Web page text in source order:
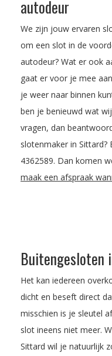
autodeur
We zijn jouw ervaren
om een slot in de
autodeur? Wat er ook
gaat er voor je mee
je weer naar binnen
ben je benieuwd wat
vragen, dan
slotenmaker in
4362589. Dan komen
maak een afspraak
Buitengesloten
Het kan iedereen
dicht en beseft direct
misschien is je sleutel
slot ineens niet meer.
Sittard wil je natuurlijk